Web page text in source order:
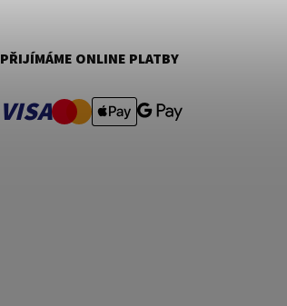
PŘIJÍMÁME ONLINE PLATBY
VISA